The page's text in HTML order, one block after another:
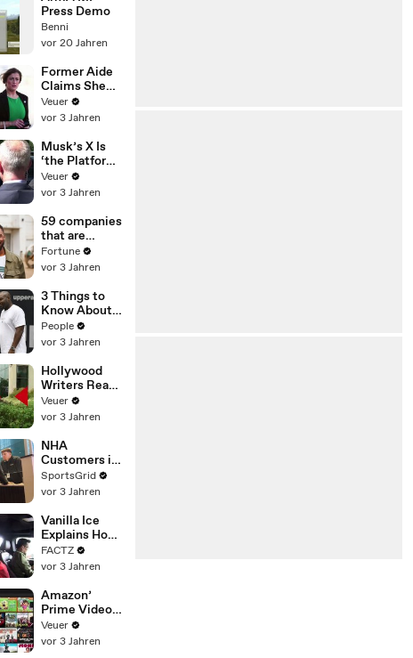
Press Demo
Benni
vor 20 Jahren
Former Aide
Claims She
Was Asked to
Make a ‘Hit
Trump
Veuer
vor 3 Jahren
Musk’s X Is
‘the Platform
With the
Largest Ratio
Misinformatio
n or
Disinformatio
n’ Amongst
All Social
Media
Platforms
Veuer
vor 3 Jahren
59 companies
that are
changing the
world: From
Chobani
Fortune
vor 3 Jahren
3 Things to
Know About
Coco Gauff's
Parents
People
vor 3 Jahren
Hollywood
Writers Reach
‘Tentative
Agreement’
After 146 Day
Strike
Veuer
vor 3 Jahren
NHA
Customers in
Limbo as
Company
Potential
Merger
SportsGrid
vor 3 Jahren
Vanilla Ice
Explains How
the 90’s
Shaped
FACTZ
vor 3 Jahren
Amazon’
Prime Video
Will Show
Commercials
Veuer
vor 3 Jahren